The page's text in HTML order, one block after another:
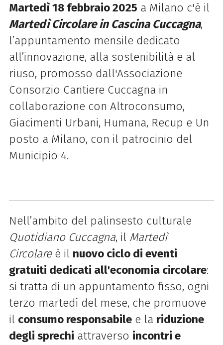
Martedì 18 febbraio 2025 a Milano c'è il
Martedì Circolare in Cascina Cuccagna,
l’appuntamento mensile dedicato
all’innovazione, alla sostenibilità e al
riuso, promosso dall'Associazione
Consorzio Cantiere Cuccagna in
collaborazione con Altroconsumo,
Giacimenti Urbani, Humana, Recup e Un
posto a Milano, con il patrocinio del
Municipio 4.
Nell’ambito del palinsesto culturale
Quotidiano Cuccagna, il Martedì
Circolareè il nuovo ciclo di eventi
gratuiti dedicati all'economia circolare:
si tratta di un appuntamento fisso, ogni
terzo martedì del mese, che promuove
il consumo responsabilee la riduzione
degli sprechi attraverso incontri e